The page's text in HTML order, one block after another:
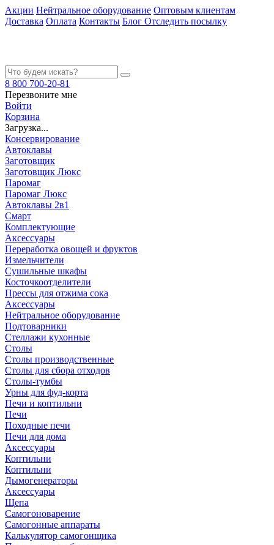
Акции Нейтральное оборудование Оптовым клиентам
Доставка Оплата Контакты Блог Отследить посылку
8 800 700-20-81
Перезвоните мне
Войти
Корзина
Загрузка...
Консервирование
Автоклавы
Заготовщик
Заготовщик Люкс
Паромаг
Паромаг Люкс
Автоклавы 2в1
Смарт
Комплектующие
Аксессуары
Переработка овощей и фруктов
Измельчители
Сушильные шкафы
Косточкоотделители
Прессы для отжима сока
Аксессуары
Нейтральное оборудование
Подтоварники
Стеллажи кухонные
Столы
Столы производственные
Столы для сбора отходов
Столы-тумбы
Урны для фуд-корта
Печи и коптильни
Печи
Походные печи
Печи для дома
Аксессуары
Коптильни
Коптильни
Дымогенераторы
Аксессуары
Щепа
Самогоноварение
Самогонные аппараты
Калькулятор самогонщика